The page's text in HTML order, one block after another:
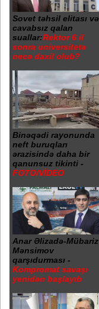
Sovet təhsil elitası və
cavabsız qalan
suallar:Rektor 6 il
sonra universitetə
necə daxil olub?
Binəqədi rayonunda
neft buruqları
ərazisində daha bir
qanunsuz tikinti -
FOTO/VİDEO
Anar Əlizadə-Mübariz
Mənsimov
qarşıdurması -
Kompromat savaşı
yenidən başlayıb